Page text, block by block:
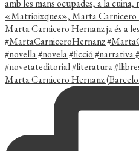
Marta Carnicero Hernanz